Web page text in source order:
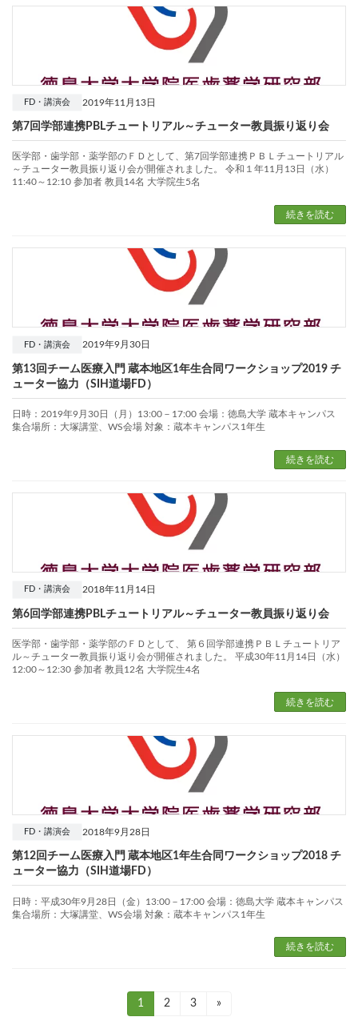
2019年11月13日
FD・講演会
第7回学部連携PBLチュートリアル～チューター教員振り返り会
医学部・歯学部・薬学部のＦＤとして、第7回学部連携ＰＢＬチュートリアル
～チューター教員振り返り会が開催されました。 令和１年11月13日（水）
11:40～12:10 参加者 教員14名 大学院生5名
続きを読む
2019年9月30日
FD・講演会
第13回チーム医療入門 蔵本地区1年生合同ワークショップ2019 チ
ューター協力（SIH道場FD）
日時：2019年9月30日（月）13:00－17:00 会場：徳島大学 蔵本キャンパス
集合場所：大塚講堂、WS会場 対象：蔵本キャンパス1年生
続きを読む
2018年11月14日
FD・講演会
第6回学部連携PBLチュートリアル～チューター教員振り返り会
医学部・歯学部・薬学部のＦＤとして、 第６回学部連携ＰＢＬチュートリア
ル～チューター教員振り返り会が開催されました。 平成30年11月14日（水）
12:00～12:30 参加者 教員12名 大学院生4名
続きを読む
2018年9月28日
FD・講演会
第12回チーム医療入門 蔵本地区1年生合同ワークショップ2018 チ
ューター協力（SIH道場FD）
日時：平成30年9月28日（金）13:00－17:00 会場：徳島大学 蔵本キャンパス
集合場所：大塚講堂、WS会場 対象：蔵本キャンパス1年生
続きを読む
固
定
1
固
2
固
3 »